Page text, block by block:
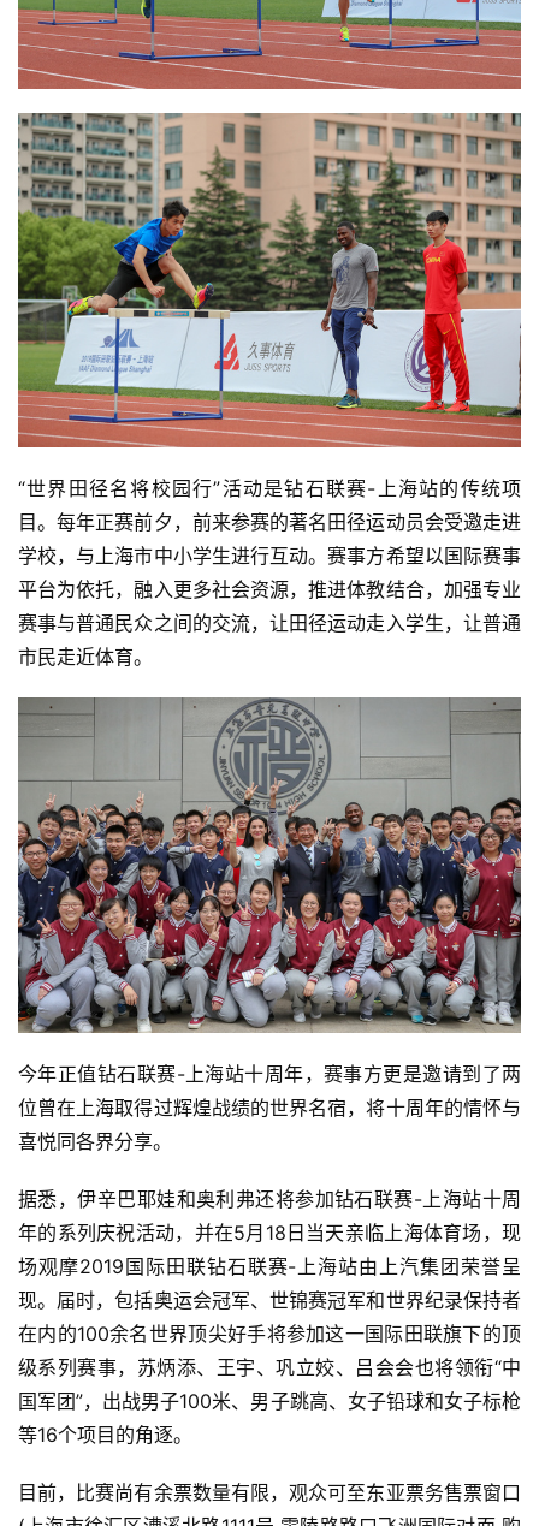
比
赛
观
察
备
练
视
频
用
精
选
动
集
“世界田径名将校园行”活动是钻石联赛-上海站的传统项
目。每年正赛前夕，前来参赛的著名田径运动员会受邀走进
学校，与上海市中小学生进行互动。赛事方希望以国际赛事
平台为依托，融入更多社会资源，推进体教结合，加强专业
赛事与普通民众之间的交流，让田径运动走入学生，让普通
市民走近体育。
今年正值钻石联赛-上海站十周年，赛事方更是邀请到了两
位曾在上海取得过辉煌战绩的世界名宿，将十周年的情怀与
喜悦同各界分享。
据悉，伊辛巴耶娃和奥利弗还将参加钻石联赛-上海站十周
年的系列庆祝活动，并在5月18日当天亲临上海体育场，现
场观摩2019国际田联钻石联赛-上海站由上汽集团荣誉呈
现。届时，包括奥运会冠军、世锦赛冠军和世界纪录保持者
在内的100余名世界顶尖好手将参加这一国际田联旗下的顶
级系列赛事，苏炳添、王宇、巩立姣、吕会会也将领衔“中
国军团”，出战男子100米、男子跳高、女子铅球和女子标枪
等16个项目的角逐。
目前，比赛尚有余票数量有限，观众可至东亚票务售票窗口